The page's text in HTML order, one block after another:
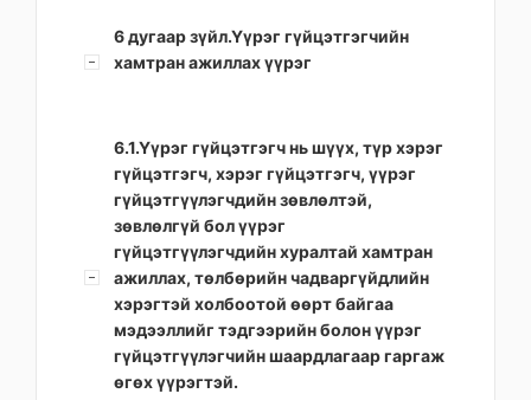
6 дугаар зүйл.Үүрэг гүйцэтгэгчийн
хамтран ажиллах үүрэг
6.1.Үүрэг гүйцэтгэгч нь шүүх, түр хэрэг
гүйцэтгэгч, хэрэг гүйцэтгэгч, үүрэг
гүйцэтгүүлэгчдийн зөвлөлтэй,
зөвлөлгүй бол үүрэг
гүйцэтгүүлэгчдийн хуралтай хамтран
ажиллах, төлбөрийн чадваргүйдлийн
хэрэгтэй холбоотой өөрт байгаа
мэдээллийг тэдгээрийн болон үүрэг
гүйцэтгүүлэгчийн шаардлагаар гаргаж
өгөх үүрэгтэй.